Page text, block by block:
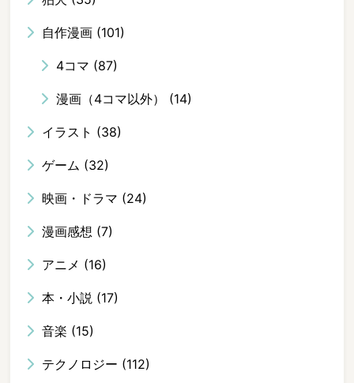
自作漫画 (101)
4コマ (87)
漫画（4コマ以外） (14)
イラスト (38)
ゲーム (32)
映画・ドラマ (24)
漫画感想 (7)
アニメ (16)
本・小説 (17)
音楽 (15)
テクノロジー (112)